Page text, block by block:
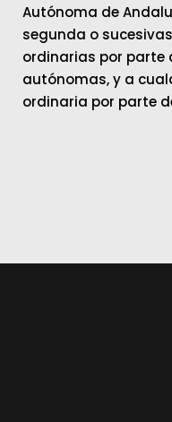
Autónoma de
segunda o
ordinarias por parte
autónomas, y a
ordinaria por parte